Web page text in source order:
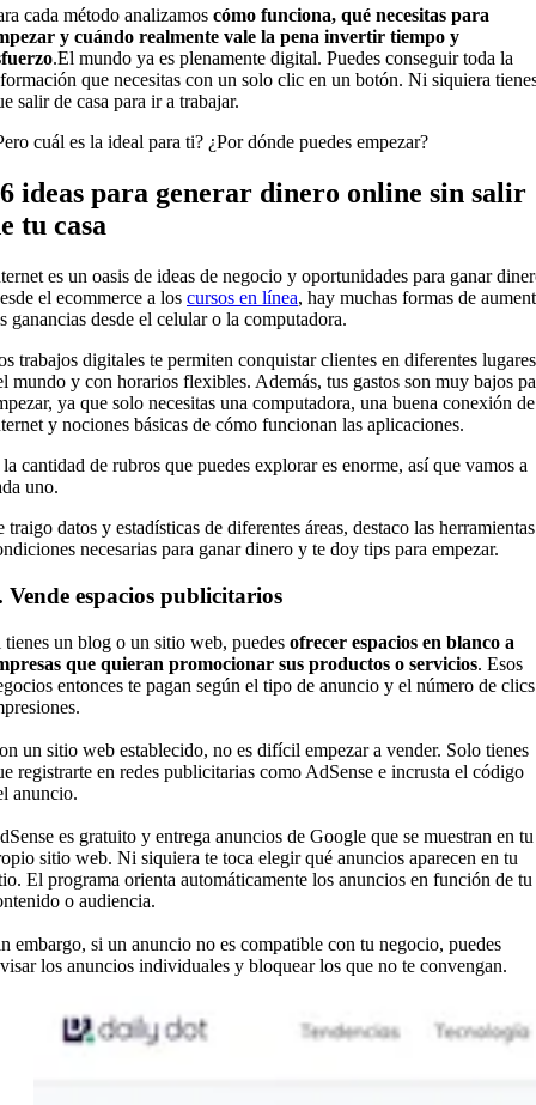
cada método analizamos cómo funciona, qué necesitas para
y cuándo realmente vale la pena invertir tiempo y
.El mundo ya es plenamente digital. Puedes conseguir toda la
que necesitas con un solo clic en un botón. Ni siquiera
salir de casa para ir a trabajar.
cuál es la ideal para ti? ¿Por dónde puedes empezar?
ideas para generar dinero online sin salir
tu casa
es un oasis de ideas de negocio y oportunidades para ganar
el ecommerce a los cursos en línea, hay muchas formas de
ganancias desde el celular o la computadora.
trabajos digitales te permiten conquistar clientes en diferentes lugares
mundo y con horarios flexibles. Además, tus gastos son muy bajos
ya que solo necesitas una computadora, una buena conexión de
y nociones básicas de cómo funcionan las aplicaciones.
cantidad de rubros que puedes explorar es enorme, así que vamos a
uno.
traigo datos y estadísticas de diferentes áreas, destaco las
necesarias para ganar dinero y te doy tips para empezar.
Vende espacios publicitarios
tienes un blog o un sitio web, puedes ofrecer espacios en blanco a
que quieran promocionar sus productos o servicios. Esos
entonces te pagan según el tipo de anuncio y el número de
un sitio web establecido, no es difícil empezar a vender. Solo tienes
registrarte en redes publicitarias como AdSense e incrusta el código
anuncio.
es gratuito y entrega anuncios de Google que se muestran en tu
sitio web. Ni siquiera te toca elegir qué anuncios aparecen en tu
El programa orienta automáticamente los anuncios en función de tu
o audiencia.
embargo, si un anuncio no es compatible con tu negocio, puedes
los anuncios individuales y bloquear los que no te convengan.